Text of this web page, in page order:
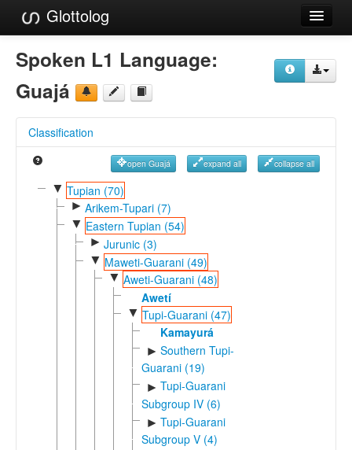
Glottolog
Languages
Families
References
Reference Search
GlottoScope
Spoken L1 Language:
Guajá
Classification
open Guajá expand all collapse all
▼ Tupian (70)
► Arikem-Tupari (7)
▼ Eastern Tupian (54)
► Jurunic (3)
▼ Maweti-Guarani (49)
▼ Aweti-Guarani (48)
Awetí
▼ Tupi-Guarani (47)
Kamayurá
► Southern Tupi-
Guarani (19)
► Tupi-Guarani
Subgroup IV (6)
► Tupi-Guarani
Subgroup V (4)